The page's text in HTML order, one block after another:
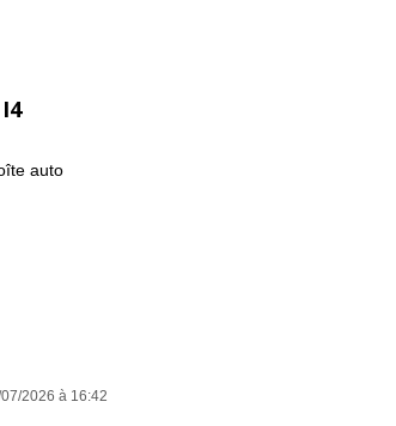
auto
2026 à 16:42